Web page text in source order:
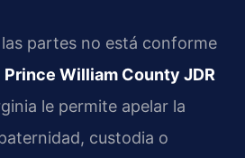
partes no está conforme
Prince William County JDR
le permite apelar la
custodia o